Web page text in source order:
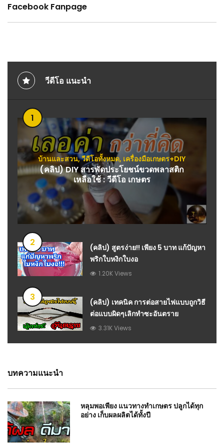
Facebook Fanpage
วีดีโอ แนะนำ
1
บ้านและสวน,วีดีโอทั้งหมด, เครื่องมือเกษตร+DIY
(คลิป) DIY สารพัดประโยชน์ขวดพลาสติก
เหลือใช้ : วีดีโอ เกษตร
2
(คลิป) สูตรง่าย!! เพียง 5 บาท แก้ปัญหา
พริกใบหงิกใบงอ
1.20K Views
3
(คลิป) เทคนิค การต่อสายไฟแบบถูกวิธี
ต่อแบบผิดๆเลิกทำซะอันตราย
3.31K Views
บทความแนะนำ
หลุมพอเพียง แนวทางทำเกษตร ปลูกได้ทุก
อย่าง เก็บผลผลิตได้ทั้งปี